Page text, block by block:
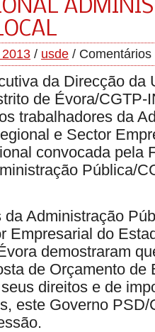
/ usde /
da Direcção da
de Évora/CGTP-
trabalhadores da
e Sector
convocada pela
Pública/
da Administração
Empresarial do
demostraram
de Orçamento de
direitos e de
este Governo PSD/